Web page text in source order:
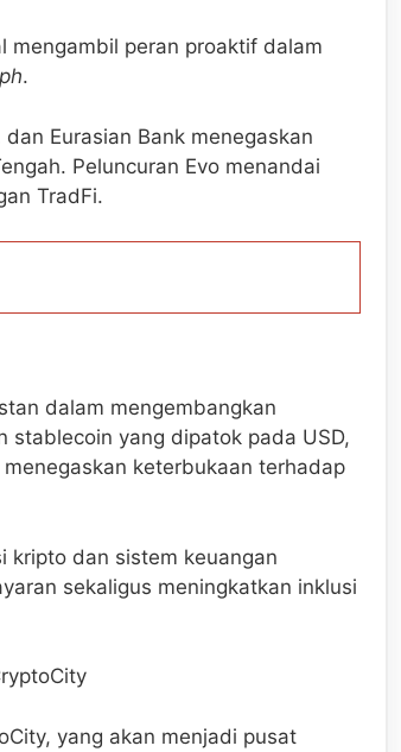
mengambil peran proaktif dalam
.
Eurasian Bank menegaskan
Peluncuran Evo menandai
TradFi.
dalam mengembangkan
stablecoin yang dipatok pada USD,
keterbukaan terhadap
kripto dan sistem keuangan
sekaligus meningkatkan inklusi
yang akan menjadi pusat